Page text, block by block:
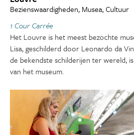
Bezienswaardigheden, Musea, Cultuur
1 Cour Carrée
Het Louvre is het meest bezochte
Lisa, geschilderd door Leonardo da
de bekendste schilderijen ter wereld,
van het museum.